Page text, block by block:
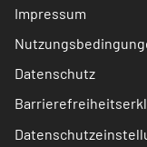
Impressum
Datenschutz